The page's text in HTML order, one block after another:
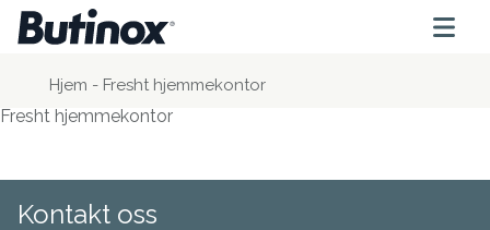
Hjem - Fresht hjemmekontor
Fresht hjemmekontor
Kontakt oss